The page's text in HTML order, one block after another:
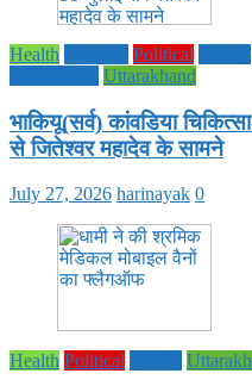
Health Political
Uttarakhand
भाकियू(सर्व) कांवडिया
से जितेश्वर महादेव के सामने
July 27, 2026 harinayak 0
Health Political